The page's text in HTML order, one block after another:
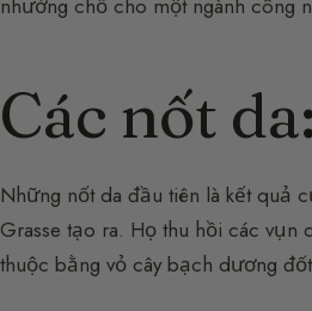
nhường chỗ cho một ngành công
Các nốt
Những nốt da đầu tiên là kết quả
Grasse tạo ra. Họ thu hồi các
thuộc bằng vỏ cây bạch dương